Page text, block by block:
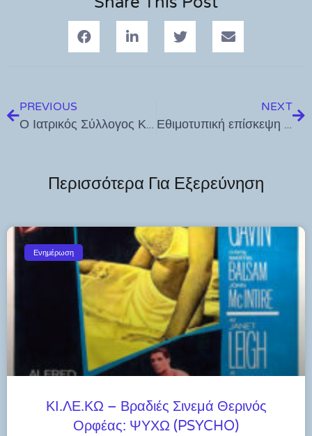
PREVIOUS
Ο Ιατρικός Σύλλογος Κω συγχαίρει τον γιατρό Γιάννη Καμπανή , νέο έπαρχο Κω Νισύρου
NEXT
Εθιμοτυπική επίσκεψη του Μητροπολίτη Κώου και Νισύρου στο Δήμαρχο, Θεοδόση Νικηταρά
Περισσότερα Για Εξερεύνηση
Ενημέρωση
ΚΙ.ΛΕ.ΚΩ – Βραδιές Σινεμά Θερινός
Ορφέας: ΨΥΧΩ (PSYCHO)